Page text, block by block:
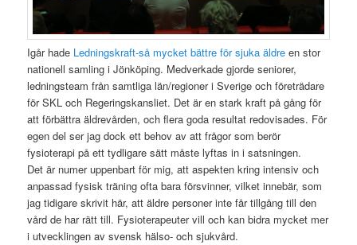
Igår hade Ledningskraft-så mycket bättre för sjuka äldre en stor
nationell samling i Jönköping. Medverkade gjorde seniorer,
ledningsteam från samtliga län/regioner i Sverige och företrädare
för SKL och Regeringskansliet. Det är en stark kraft på gång för
att förbättra äldrevården, och flera goda resultat redovisades. För
egen del ser jag dock ett behov av att frågor som berör
fysioterapi på ett tydligare sätt måste lyftas in i satsningen.
Det är numer uppenbart för mig, att aspekten kring intensiv och
anpassad fysisk träning ofta bara försvinner, vilket innebär, som
jag tidigare skrivit här, att äldre personer inte får tillgång till den
vård de har rätt till. Fysioterapeuter vill och kan bidra mycket mer
i utvecklingen av svensk hälso- och sjukvård.